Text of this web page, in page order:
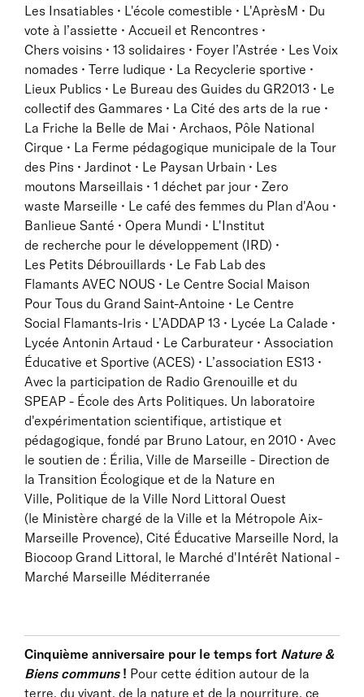
Les Insatiables • L'école comestible • L'AprèsM • Du
vote à l’assiette • Accueil et Rencontres •
Chers voisins • 13 solidaires • Foyer l’Astrée • Les Voix
nomades • Terre ludique • La Recyclerie sportive •
Lieux Publics • Le Bureau des Guides du GR2013 • Le
collectif des Gammares • La Cité des arts de la rue •
La Friche la Belle de Mai • Archaos, Pôle National
Cirque • La Ferme pédagogique municipale de la Tour
des Pins • Jardinot • Le Paysan Urbain • Les
moutons Marseillais • 1 déchet par jour • Zero
waste Marseille • Le café des femmes du Plan d'Aou •
Banlieue Santé • Opera Mundi • L'Institut
de recherche pour le développement (IRD) •
Les Petits Débrouillards • Le Fab Lab des
Flamants AVEC NOUS • Le Centre Social Maison
Pour Tous du Grand Saint-Antoine • Le Centre
Social Flamants-Iris • L’ADDAP 13 • Lycée La Calade •
Lycée Antonin Artaud • Le Carburateur • Association
Éducative et Sportive (ACES) • L’association ES13 •
Avec la participation de Radio Grenouille et du
SPEAP - École des Arts Politiques. Un laboratoire
d'expérimentation scientifique, artistique et
pédagogique, fondé par Bruno Latour, en 2010 • Avec
le soutien de : Érilia, Ville de Marseille - Direction de
la Transition Écologique et de la Nature en
Ville, Politique de la Ville Nord Littoral Ouest
(le Ministère chargé de la Ville et la Métropole Aix-
Marseille Provence), Cité Éducative Marseille Nord, la
Biocoop Grand Littoral, le Marché d'Intérêt National -
Marché Marseille Méditerranée
Cinquième anniversaire pour le temps fort Nature &
Biens communs! Pour cette édition autour de la
terre, du vivant, de la nature et de la nourriture, ce